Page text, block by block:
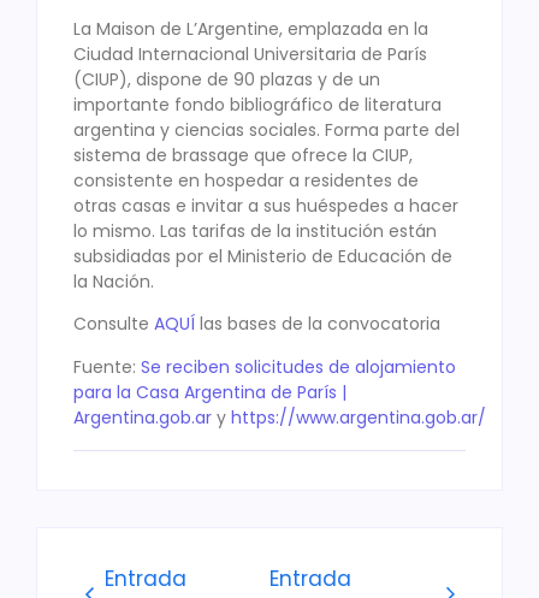
La Maison de L’Argentine, emplazada en la
Ciudad Internacional Universitaria de París
(CIUP), dispone de 90 plazas y de un
importante fondo bibliográfico de literatura
argentina y ciencias sociales. Forma parte del
sistema de brassage que ofrece la CIUP,
consistente en hospedar a residentes de
otras casas e invitar a sus huéspedes a hacer
lo mismo. Las tarifas de la institución están
subsidiadas por el Ministerio de Educación de
la Nación.
Consulte AQUÍ las bases de la convocatoria
Fuente: Se reciben solicitudes de alojamiento
para la Casa Argentina de París |
Argentina.gob.ar y https://www.argentina.gob.ar/
Entrada
Entrada